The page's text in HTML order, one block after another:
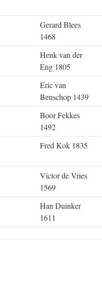
Gerard Blees
1468
Henk van der
Eng 1805
Eric van
Benschop 1439
Boor Fekkes
1492
Fred Kok 1835
Victor de Vries
1569
Han Duinker
1611